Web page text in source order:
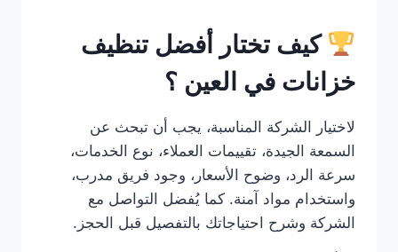
كيف تختار أفضل تنظيف
خزانات في العين ؟
لاختيار الشركة المناسبة، يجب أن تبحث عن
السمعة الجيدة، تقييمات العملاء، نوع الخدمات،
سرعة الرد، وضوح الأسعار، وجود فريق مدرب،
واستخدام مواد آمنة. كما يُفضل التواصل مع
الشركة وشرح احتياجاتك بالتفصيل قبل الحجز.